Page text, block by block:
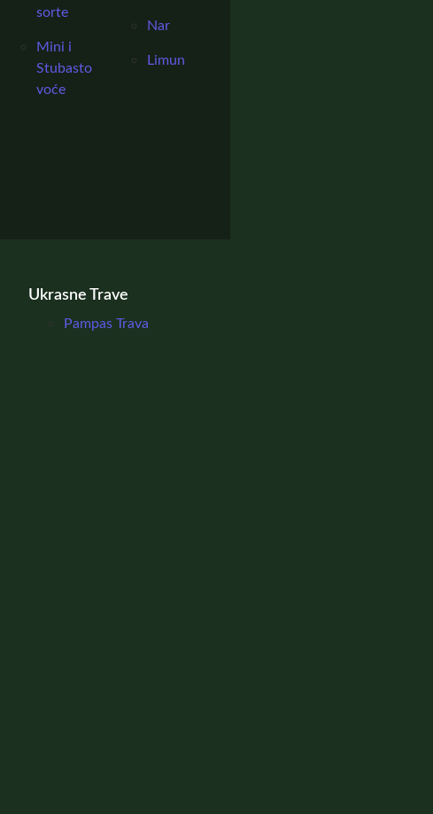
sorte
Mini i
Stubasto
voće
Nar
Limun
Ukrasne Trave
Pampas Trava